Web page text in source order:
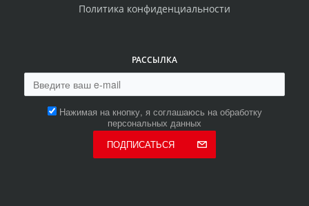
Политика конфиденциальности
РАССЫЛКА
Нажимая на кнопку, я соглашаюсь на обработку
персональных данных
ПОДПИСАТЬСЯ